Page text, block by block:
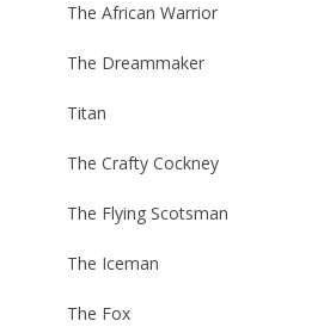
The African Warrior
The Dreammaker
Titan
The Crafty Cockney
The Flying Scotsman
The Iceman
The Fox